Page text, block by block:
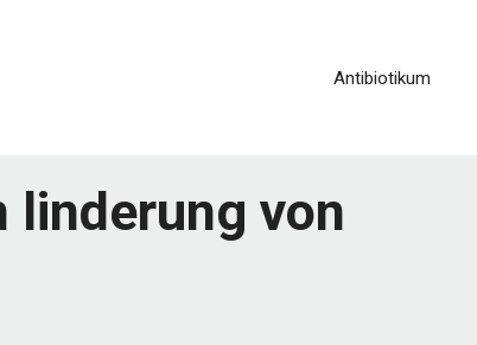
Antibiotikum
linderung von